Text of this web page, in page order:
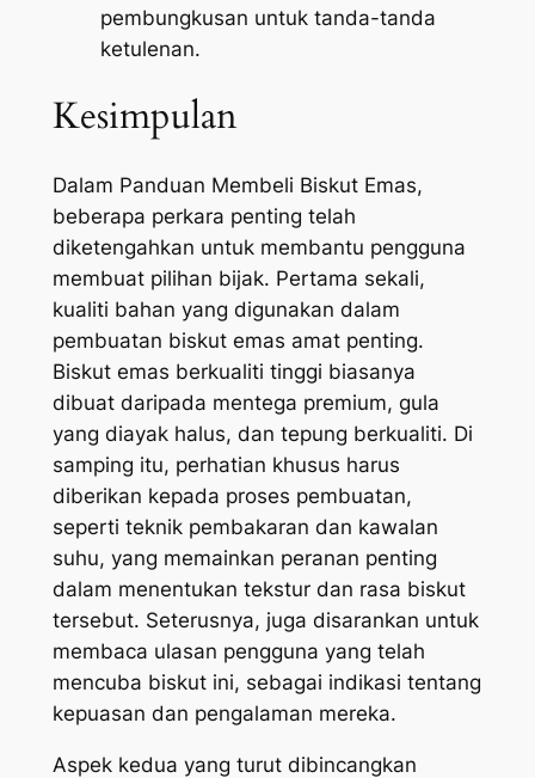
pembungkusan untuk tanda-tanda
ketulenan.
Kesimpulan
Dalam Panduan Membeli Biskut Emas,
beberapa perkara penting telah
diketengahkan untuk membantu pengguna
membuat pilihan bijak. Pertama sekali,
kualiti bahan yang digunakan dalam
pembuatan biskut emas amat penting.
Biskut emas berkualiti tinggi biasanya
dibuat daripada mentega premium, gula
yang diayak halus, dan tepung berkualiti. Di
samping itu, perhatian khusus harus
diberikan kepada proses pembuatan,
seperti teknik pembakaran dan kawalan
suhu, yang memainkan peranan penting
dalam menentukan tekstur dan rasa biskut
tersebut. Seterusnya, juga disarankan untuk
membaca ulasan pengguna yang telah
mencuba biskut ini, sebagai indikasi tentang
kepuasan dan pengalaman mereka.
Aspek kedua yang turut dibincangkan